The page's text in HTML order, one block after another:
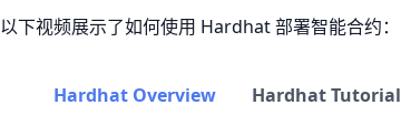
以下视频展示了如何使用 Hardhat 部署智能合约：
Hardhat Overview Hardhat Tutorial